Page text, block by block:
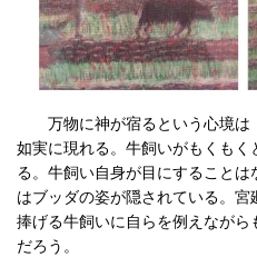
万物に神が宿るという心境は
如実に現れる。牛飼いがもくも
る。牛飼い自身が目にすること
はブッダの姿が隠されている。
捧げる牛飼いに自らを例えなが
だろう。